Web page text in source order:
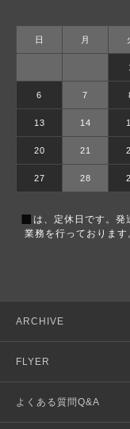
日 月
6 7
13 14
20 21
27 28
■ は、定休日です。発
業務を行っておりま
ARCHIVE
FLYER
よくある質問Q&A